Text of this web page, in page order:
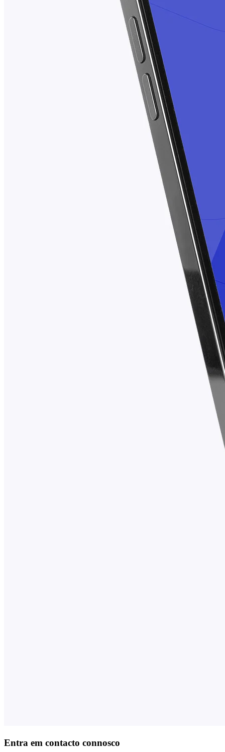
Entra em contacto connosco